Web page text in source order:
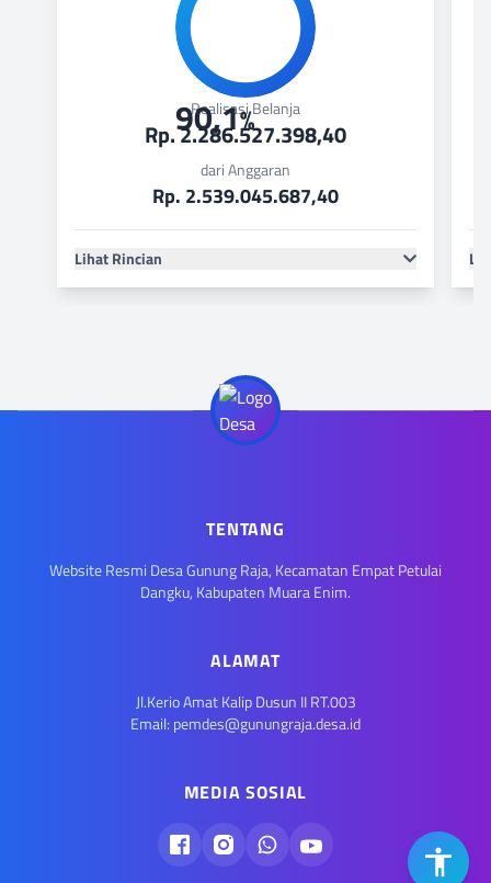
90,1%
Realisasi Belanja
Rp. 2.286.527.398,40
dari Anggaran
Rp. 2.539.045.687,40
Lihat Rincian
TENTANG
Website Resmi Desa Gunung Raja, Kecamatan Empat Petulai
Dangku, Kabupaten Muara Enim.
ALAMAT
Jl.Kerio Amat Kalip Dusun II RT.003
Email: pemdes@gunungraja.desa.id
MEDIA SOSIAL